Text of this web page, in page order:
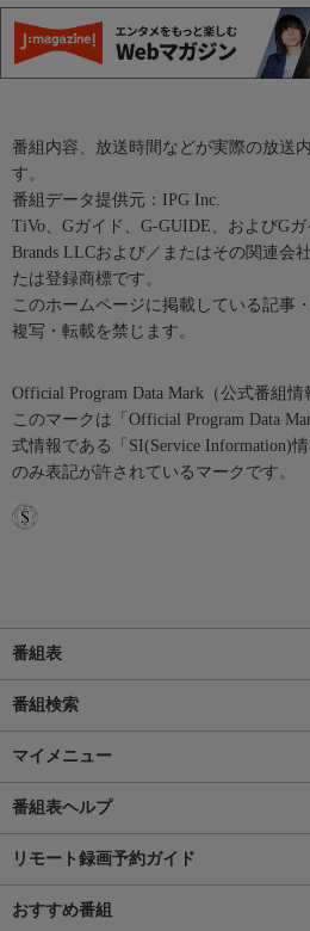
番組内容、放送時間などが実際の放送
す。
番組データ提供元：IPG Inc.
TiVo、Gガイド、G-GUIDE、およびG
Brands LLCおよび／またはその関連会
たは登録商標です。
このホームページに掲載している記事
複写・転載を禁じます。
Official Program Data Mark（公式番組情
このマークは「Official Program Data
式情報である「SI(Service Information)
のみ表記が許されているマークです。
番組表
番組検索
マイメニュー
番組表ヘルプ
リモート録画予約ガイド
おすすめ番組